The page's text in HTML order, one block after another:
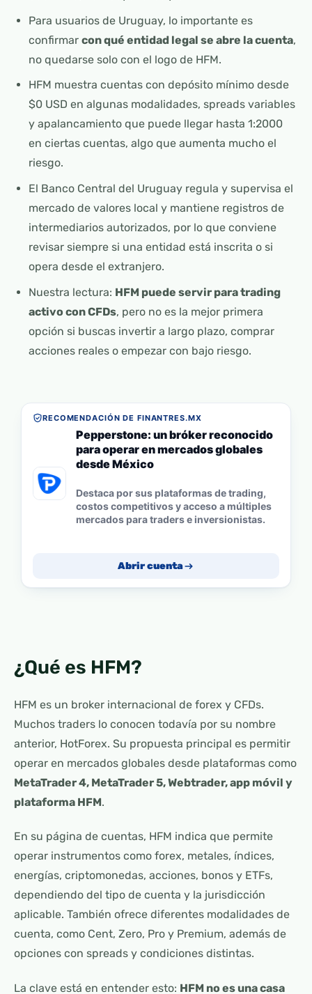
Para usuarios de Uruguay, lo importante es
confirmar con qué entidad legal se abre la cuenta,
no quedarse solo con el logo de HFM.
HFM muestra cuentas con depósito mínimo desde
$0 USD en algunas modalidades, spreads variables
y apalancamiento que puede llegar hasta 1:2000
en ciertas cuentas, algo que aumenta mucho el
riesgo.
El Banco Central del Uruguay regula y supervisa el
mercado de valores local y mantiene registros de
intermediarios autorizados, por lo que conviene
revisar siempre si una entidad está inscrita o si
opera desde el extranjero.
Nuestra lectura: HFM puede servir para trading
activo con CFDs, pero no es la mejor primera
opción si buscas invertir a largo plazo, comprar
acciones reales o empezar con bajo riesgo.
RECOMENDACIÓN DE FINANTRES.MX
Pepperstone: un bróker reconocido
para operar en mercados globales
desde México
Destaca por sus plataformas de trading,
costos competitivos y acceso a múltiples
mercados para traders e inversionistas.
Abrir cuenta
¿Qué es HFM?
HFM es un broker internacional de forex y CFDs.
Muchos traders lo conocen todavía por su nombre
anterior, HotForex. Su propuesta principal es permitir
operar en mercados globales desde plataformas como
MetaTrader 4, MetaTrader 5, Webtrader, app móvil y
plataforma HFM.
En su página de cuentas, HFM indica que permite
operar instrumentos como forex, metales, índices,
energías, criptomonedas, acciones, bonos y ETFs,
dependiendo del tipo de cuenta y la jurisdicción
aplicable. También ofrece diferentes modalidades de
cuenta, como Cent, Zero, Pro y Premium, además de
opciones con spreads y condiciones distintas.
La clave está en entender esto: HFM no es una casa